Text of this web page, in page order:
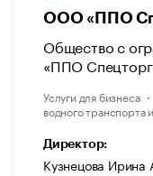
ООО «ППО
Общество с
«ППО
Услуги для бизнеса
водного транспорта
Директор:
Кузнецова Ирина